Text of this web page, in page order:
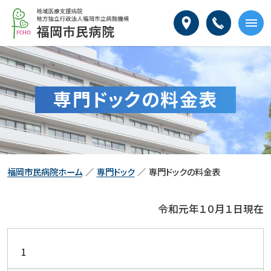
メ
ニ
ュ
ー
へ
福
岡
市
民
病
院
専門ドックの料金表
福岡市民病院ホーム 専門ドック 専門ドックの料金表
令和元年１０月１日現在
1